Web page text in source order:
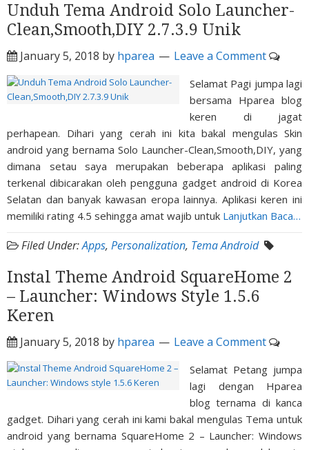
Unduh Tema Android Solo Launcher-
Clean,Smooth,DIY 2.7.3.9 Unik
January 5, 2018 by hparea Leave a Comment
Selamat Pagi jumpa lagi
bersama Hparea blog
keren di jagat
perhapean. Dihari yang cerah ini kita bakal mengulas Skin
android yang bernama Solo Launcher-Clean,Smooth,DIY, yang
dimana setau saya merupakan beberapa aplikasi paling
terkenal dibicarakan oleh pengguna gadget android di Korea
Selatan dan banyak kawasan eropa lainnya. Aplikasi keren ini
memiliki rating 4.5 sehingga amat wajib untuk Lanjutkan Baca…
Filed Under:Apps, Personalization, Tema Android
Instal Theme Android SquareHome 2
– Launcher: Windows Style 1.5.6
Keren
January 5, 2018 by hparea Leave a Comment
Selamat Petang jumpa
lagi dengan Hparea
blog ternama di kanca
gadget. Dihari yang cerah ini kami bakal mengulas Tema untuk
android yang bernama SquareHome 2 – Launcher: Windows